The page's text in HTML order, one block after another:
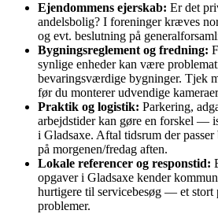
Ejendommens ejerskab: Er det
andelsbolig? I foreninger kræves
og evt. beslutning på
Bygningsreglement og fredning:
synlige enheder kan være
bevaringsværdige bygninger. Tjek
før du monterer udvendige
Praktik og logistik: Parkering,
arbejdstider kan gøre en forskel —
i Gladsaxe. Aftal tidsrum der
på morgenen/fredag aften.
Lokale referencer og responstid:
opgaver i Gladsaxe kender
hurtigere til servicebesøg — et stort
problemer.